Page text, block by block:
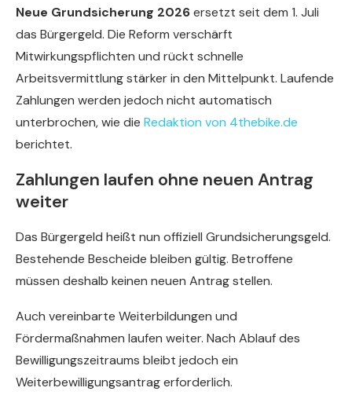
Neue Grundsicherung 2026ersetzt seit dem 1. Juli
das Bürgergeld. Die Reform verschärft
Mitwirkungspflichten und rückt schnelle
Arbeitsvermittlung stärker in den Mittelpunkt. Laufende
Zahlungen werden jedoch nicht automatisch
unterbrochen, wie die Redaktion von 4thebike.de
berichtet.
Zahlungen laufen ohne neuen Antrag
weiter
Das Bürgergeld heißt nun offiziell Grundsicherungsgeld.
Bestehende Bescheide bleiben gültig. Betroffene
müssen deshalb keinen neuen Antrag stellen.
Auch vereinbarte Weiterbildungen und
Fördermaßnahmen laufen weiter. Nach Ablauf des
Bewilligungszeitraums bleibt jedoch ein
Weiterbewilligungsantrag erforderlich.